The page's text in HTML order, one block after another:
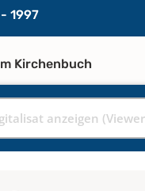
1997
Kirchenbuch
anzeigen